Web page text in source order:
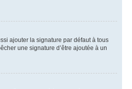
ajouter la signature par défaut à tous
une signature d’être ajoutée à un